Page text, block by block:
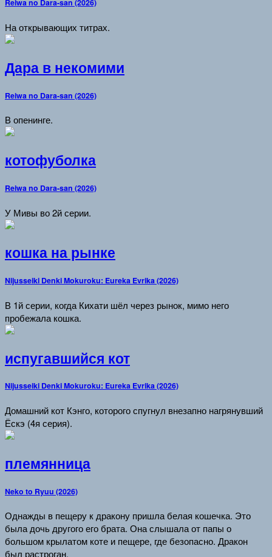
Reiwa no Dara-san (2026)
На открывающих титрах.
Дара в некомими
Reiwa no Dara-san (2026)
В опенинге.
котофуболка
Reiwa no Dara-san (2026)
У Мивы во 2й серии.
кошка на рынке
Nijusseiki Denki Mokuroku: Eureka Evrika (2026)
В 1й серии, когда Кихати шёл через рынок, мимо него
пробежала кошка.
испугавшийся кот
Nijusseiki Denki Mokuroku: Eureka Evrika (2026)
Домашний кот Кэнго, которого спугнул внезапно нагрянувший
Ёскэ (4я серия).
племянница
Neko to Ryuu (2026)
Однажды в пещеру к дракону пришла белая кошечка. Это
была дочь другого его брата. Она слышала от папы о
большом крылатом коте и пещере, где безопасно. Дракон
был растроган.